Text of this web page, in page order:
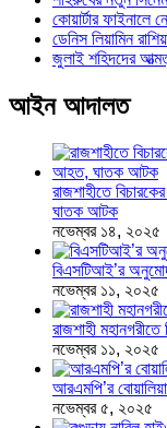
কোয়ার্টার ফাইনালে
ডেনিস লিয়ামিন
জুলাই শহিদদের
আইন আদালত
রাজশাহীতে
ঘাতক আটক
নভেম্বর ১৪, ২০২৫
বিএসটিআই’র
নভেম্বর ১১, ২০২৫
রাজশাহী
নভেম্বর ১১, ২০২৫
আরএমপি’র
নভেম্বর ৫, ২০২৫